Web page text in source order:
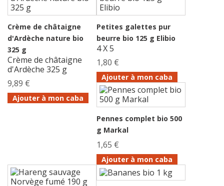
Crème de châtaigne
d'Ardèche nature bio
325 g
Crème de châtaigne
d'Ardèche 325 g
9,89 €
Ajouter à mon caba
Petites galettes pur
beurre bio 125 g Elibio
4 X 5
1,80 €
Ajouter à mon caba
Pennes complet bio 500
g Markal
1,65 €
Ajouter à mon caba